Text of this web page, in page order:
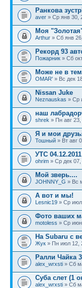
Ранкова
aver » Ср янв 30,
Моя
Arthur » Сб янв
Рекорд 93
Пожарник » Сб
Може не в
OMAR' » Вс дек
Nissan Juke
Neznauskas » Ср
наш
shrek » Пн авг
Я и мои
Тошный » Вт авг
УТС
ohrim » Ср дек 07,
Мой зверь....
JOHNNY_G » Вс
А вот и мы!
Lesnic19 » Ср июл
Фото ваших
motoless » Ср июн
На Subaru с
Жук » Пн июл 12,
Ралли Чайка
alex_wrxsti » Сб
Суба слет (1
alex_wrxsti » Сб